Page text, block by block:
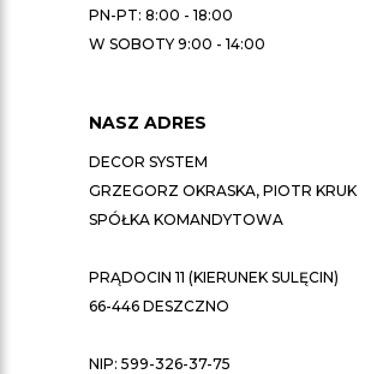
PN-PT: 8:00 - 18:00
W SOBOTY 9:00 - 14:00
NASZ ADRES
DECOR SYSTEM
GRZEGORZ OKRASKA, PIOTR KRUK
SPÓŁKA KOMANDYTOWA
PRĄDOCIN 11 (KIERUNEK SULĘCIN)
66-446 DESZCZNO
NIP: 599-326-37-75